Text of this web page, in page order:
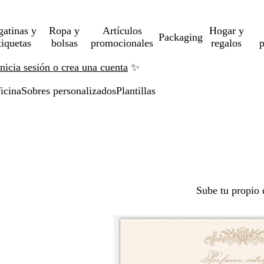
y
Ropa y
bolsas
Artículos
promocionales
Packaging
Hogar y
regalos
sesión o crea una cuenta ✨
Sobres personalizadosPlantillas
Sube tu propio